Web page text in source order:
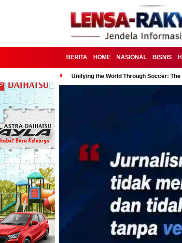
BERITA HOME NASIONAL BISNIS
Unifying the World Through Soccer: